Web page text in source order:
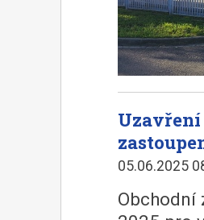
Uzavření
05.06.2025
Obchodní